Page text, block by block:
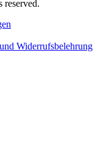
reserved.
Widerrufsbelehrung